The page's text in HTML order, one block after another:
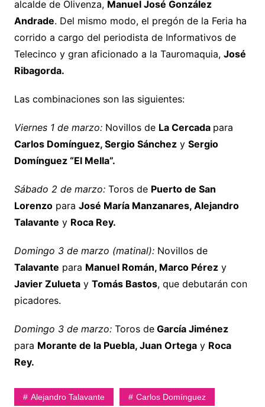
alcalde de Olivenza, Manuel José González
Andrade. Del mismo modo, el pregón de la Feria ha
corrido a cargo del periodista de Informativos de
Telecinco y gran aficionado a la Tauromaquia, José
Ribagorda.
Las combinaciones son las siguientes:
Viernes 1 de marzo:Novillos de La Cercada para
Carlos Domínguez, Sergio Sánchezy Sergio
Domínguez “El Mella”.
Sábado 2 de marzo:Toros de Puerto de San
Lorenzopara José María Manzanares, Alejandro
Talavante y Roca Rey.
Domingo 3 de marzo (matinal):Novillos de
Talavante para Manuel Román, Marco Pérezy
Javier Zuluetay Tomás Bastos, que debutarán con
picadores.
Domingo 3 de marzo: Toros deGarcía Jiménez
para Morante de la Puebla, Juan Ortegay Roca
Rey.
Alejandro Talavante Carlos Domínguez